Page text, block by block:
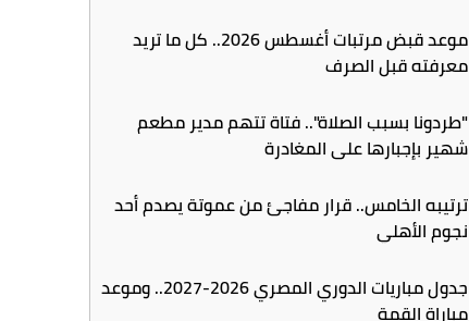
موعد قبض مرتبات أغسطس 2026.. كل ما تريد
معرفته قبل الصرف
"طردونا بسبب الصلاة".. فتاة تتهم مدير مطعم
شهير بإجبارها على المغادرة
ترتيبه الخامس.. قرار مفاجئ من عموتة يصدم أحد
نجوم الأهلي
جدول مباريات الدوري المصري 2026-2027.. وموعد
مباراة القمة